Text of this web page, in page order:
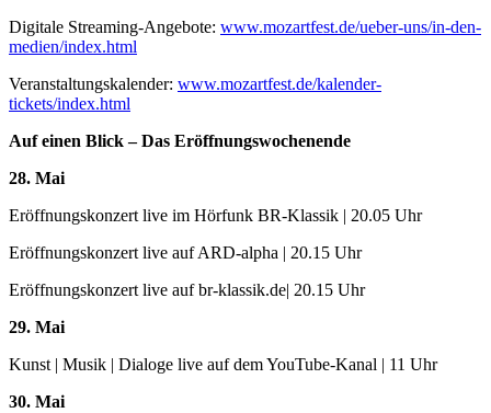
Digitale Streaming-Angebote: www.mozartfest.de/ueber-uns/in-den-
medien/index.html
Veranstaltungskalender: www.mozartfest.de/kalender-
tickets/index.html
Auf einen Blick – Das Eröffnungswochenende
28. Mai
Eröffnungskonzert live im Hörfunk BR-Klassik | 20.05 Uhr
Eröffnungskonzert live auf ARD-alpha | 20.15 Uhr
Eröffnungskonzert live auf br-klassik.de| 20.15 Uhr
29. Mai
Kunst | Musik | Dialoge live auf dem YouTube-Kanal | 11 Uhr
30. Mai